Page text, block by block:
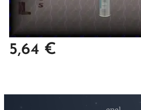
5,64 €